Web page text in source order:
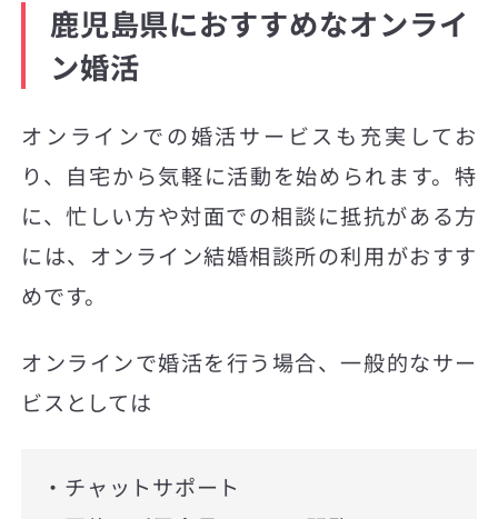
鹿児島県におすすめなオンライ
ン婚活
オンラインでの婚活サービスも充実してお
り、自宅から気軽に活動を始められます。特
に、忙しい方や対面での相談に抵抗がある方
には、オンライン結婚相談所の利用がおすす
めです。
オンラインで婚活を行う場合、一般的なサー
ビスとしては
・チャットサポート